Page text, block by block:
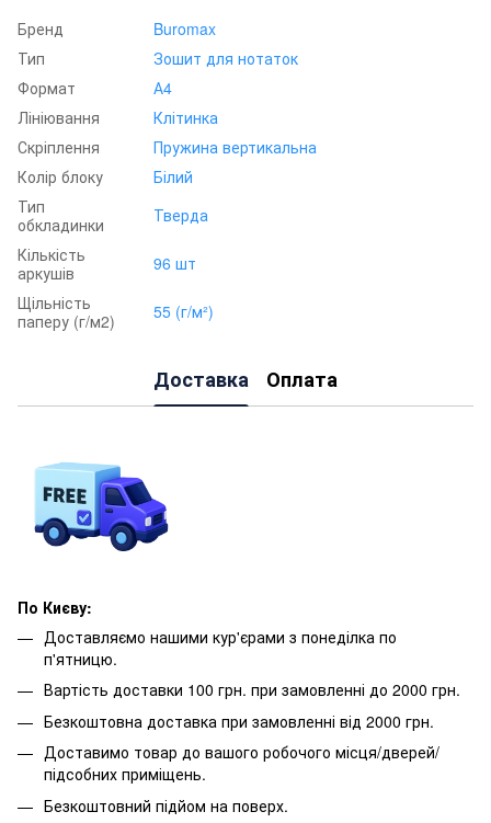
Бренд
Buromax
Тип
Зошит для нотаток
Формат
А4
Лініювання
Клітинка
Скріплення
Пружина вертикальна
Колір блоку
Білий
Тип
обкладинки
Тверда
Кількість
аркушів
96 шт
Щільність
паперу (г/м2)
55 (г/м²)
Доставка Оплата
По Києву:
Доставляємо нашими кур'єрами з понеділка по
п'ятницю.
Вартість доставки 100 грн. при замовленні до 2000 грн.
Безкоштовна доставка при замовленні від 2000 грн.
Доставимо товар до вашого робочого місця/дверей/
підсобних приміщень.
Безкоштовний підйом на поверх.